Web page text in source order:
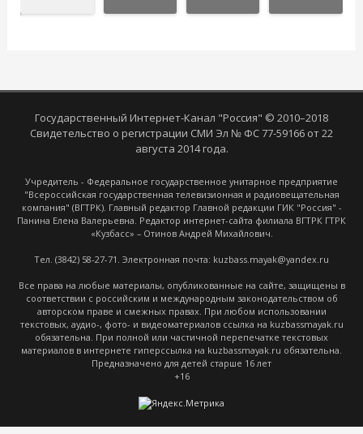
Государственный Интернет-Канал "Россия" © 2010–2018
Свидетельство о регистрации СМИ Эл № ФС 77-59166 от 22
августа 2014 года.
Учредитель - Федеральное государственное унитарное предприятие
"Всероссийская государственная телевизионная и радиовещательная
компания" (ВГТРК). Главный редактор Главной редакции ГИК "Россия" -
Панина Елена Валерьевна. Редактор интернет-сайта филиала ВГТРК ГТРК
«Кузбасс» – Отинов Андрей Михайлович.
Тел. (3842) 58-27-71. Электронная почта: kuzbass.mayak@yandex.ru
Все права на любые материалы, опубликованные на сайте, защищены в
соответствии с российским и международным законодательством об
авторском праве и смежных правах. При любом использовании
текстовых, аудио-, фото- и видеоматериалов ссылка на kuzbassmayak.ru
обязательна. При полной или частичной перепечатке текстовых
материалов в интернете гиперссылка на kuzbassmayak.ru обязательна.
Предназначено для детей старше 16 лет
+16